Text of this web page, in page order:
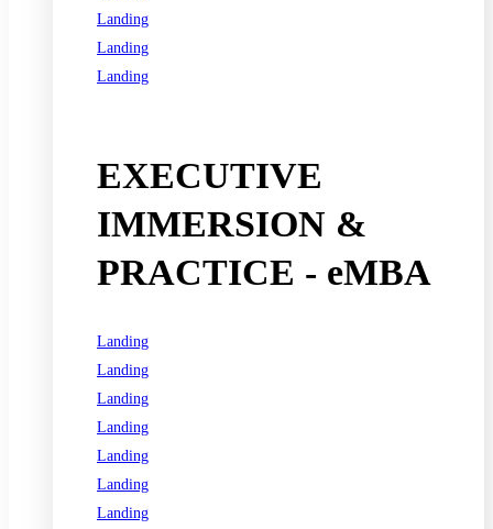
Landing
Landing
Landing
EXECUTIVE
IMMERSION &
PRACTICE - eMBA
Landing
Landing
Landing
Landing
Landing
Landing
Landing